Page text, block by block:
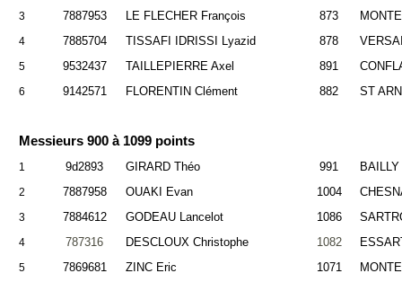
3 7887953 LE FLECHER François 873
4 7885704 TISSAFI IDRISSI Lyazid 878
5 9532437 TAILLEPIERRE Axel 891
6 9142571 FLORENTIN Clément 882 ST
Messieurs 900 à 1099 points
1 9d2893 GIRARD Théo 991
2 7887958 OUAKI Evan 1004
3 7884612 GODEAU Lancelot 1086
4 787316 DESCLOUX Christophe 1082
5 7869681 ZINC Eric 1071